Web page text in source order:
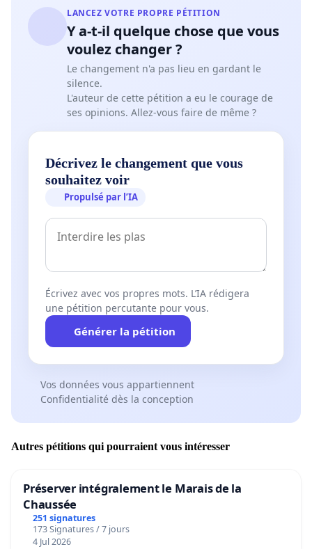
LANCEZ VOTRE PROPRE PÉTITION
Y a-t-il quelque chose que vous
voulez changer ?
Le changement n'a pas lieu en gardant le
silence.
L'auteur de cette pétition a eu le courage de
ses opinions. Allez-vous faire de même ?
Décrivez le changement que vous
souhaitez voir
Propulsé par l’IA
Écrivez avec vos propres mots. L’IA rédigera
une pétition percutante pour vous.
Générer la pétition
Vos données vous appartiennent
Confidentialité dès la conception
Autres pétitions qui pourraient vous intéresser
Préserver intégralement le Marais de la
Chaussée
251 signatures
173 Signatures / 7 jours
4 Jul 2026